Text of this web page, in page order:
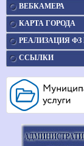
ВЕБКАМЕРА
КАРТА ГОРОДА
РЕАЛИЗАЦИЯ ФЗ
ССЫЛКИ